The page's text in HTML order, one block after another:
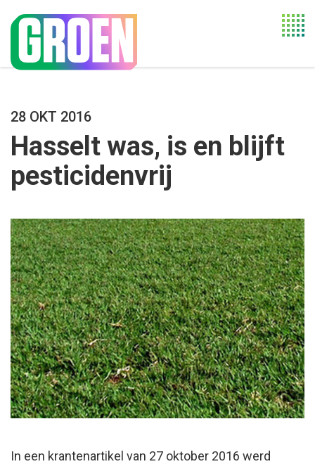
28 OKT 2016
Hasselt was, is en blijft
pesticidenvrij
In een krantenartikel van 27 oktober 2016 werd